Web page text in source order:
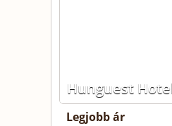
Hunguest
Legjobb ár